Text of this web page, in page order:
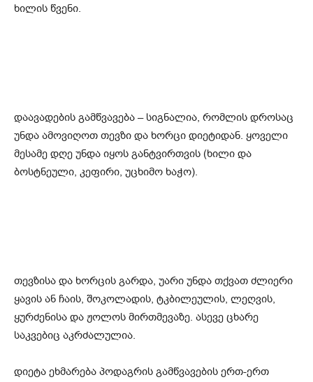
ხილის წვენი.
დაავადების გამწვავება – სიგნალია, რომლის დროსაც
უნდა ამოვიღოთ თევზი და ხორცი დიეტიდან. ყოველი
მესამე დღე უნდა იყოს განტვირთვის (ხილი და
ბოსტნეული, კეფირი, უცხიმო ხაჭო).
თევზისა და ხორცის გარდა, უარი უნდა თქვათ ძლიერი
ყავის ან ჩაის, შოკოლადის, ტკბილეულის, ლეღვის,
ყურძენისა და ჟოლოს მირთმევაზე. ასევე ცხარე
საკვებიც აკრძალულია.
დიეტა ეხმარება პოდაგრის გამწვავების ერთ-ერთ